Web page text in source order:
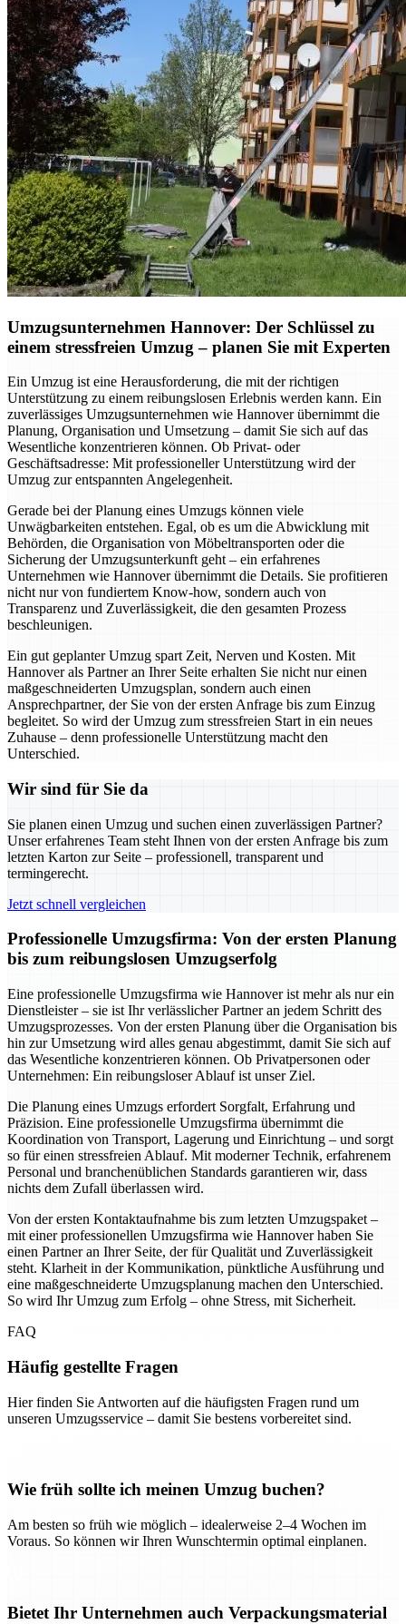
Umzugsunternehmen Hannover: Der Schlüssel zu
einem stressfreien Umzug – planen Sie mit Experten
Ein Umzug ist eine Herausforderung, die mit der richtigen
Unterstützung zu einem reibungslosen Erlebnis werden kann. Ein
zuverlässiges Umzugsunternehmen wie Hannover übernimmt die
Planung, Organisation und Umsetzung – damit Sie sich auf das
Wesentliche konzentrieren können. Ob Privat- oder
Geschäftsadresse: Mit professioneller Unterstützung wird der
Umzug zur entspannten Angelegenheit.
Gerade bei der Planung eines Umzugs können viele
Unwägbarkeiten entstehen. Egal, ob es um die Abwicklung mit
Behörden, die Organisation von Möbeltransporten oder die
Sicherung der Umzugsunterkunft geht – ein erfahrenes
Unternehmen wie Hannover übernimmt die Details. Sie profitieren
nicht nur von fundiertem Know-how, sondern auch von
Transparenz und Zuverlässigkeit, die den gesamten Prozess
beschleunigen.
Ein gut geplanter Umzug spart Zeit, Nerven und Kosten. Mit
Hannover als Partner an Ihrer Seite erhalten Sie nicht nur einen
maßgeschneiderten Umzugsplan, sondern auch einen
Ansprechpartner, der Sie von der ersten Anfrage bis zum Einzug
begleitet. So wird der Umzug zum stressfreien Start in ein neues
Zuhause – denn professionelle Unterstützung macht den
Unterschied.
Wir sind für Sie da
Sie planen einen Umzug und suchen einen zuverlässigen Partner?
Unser erfahrenes Team steht Ihnen von der ersten Anfrage bis zum
letzten Karton zur Seite – professionell, transparent und
termingerecht.
Jetzt schnell vergleichen
Professionelle Umzugsfirma: Von der ersten Planung
bis zum reibungslosen Umzugserfolg
Eine professionelle Umzugsfirma wie Hannover ist mehr als nur ein
Dienstleister – sie ist Ihr verlässlicher Partner an jedem Schritt des
Umzugsprozesses. Von der ersten Planung über die Organisation bis
hin zur Umsetzung wird alles genau abgestimmt, damit Sie sich auf
das Wesentliche konzentrieren können. Ob Privatpersonen oder
Unternehmen: Ein reibungsloser Ablauf ist unser Ziel.
Die Planung eines Umzugs erfordert Sorgfalt, Erfahrung und
Präzision. Eine professionelle Umzugsfirma übernimmt die
Koordination von Transport, Lagerung und Einrichtung – und sorgt
so für einen stressfreien Ablauf. Mit moderner Technik, erfahrenem
Personal und branchenüblichen Standards garantieren wir, dass
nichts dem Zufall überlassen wird.
Von der ersten Kontaktaufnahme bis zum letzten Umzugspaket –
mit einer professionellen Umzugsfirma wie Hannover haben Sie
einen Partner an Ihrer Seite, der für Qualität und Zuverlässigkeit
steht. Klarheit in der Kommunikation, pünktliche Ausführung und
eine maßgeschneiderte Umzugsplanung machen den Unterschied.
So wird Ihr Umzug zum Erfolg – ohne Stress, mit Sicherheit.
FAQ
Häufig gestellte Fragen
Hier finden Sie Antworten auf die häufigsten Fragen rund um
unseren Umzugsservice – damit Sie bestens vorbereitet sind.
Wie früh sollte ich meinen Umzug buchen?
Am besten so früh wie möglich – idealerweise 2–4 Wochen im
Voraus. So können wir Ihren Wunschtermin optimal einplanen.
Bietet Ihr Unternehmen auch Verpackungsmaterial